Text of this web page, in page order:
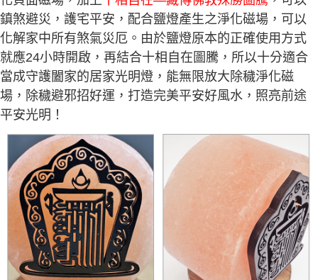
鎮煞避災，護宅平安，配合鹽燈產生之淨化磁場，可以
化解家中所有煞氣災厄。由於鹽燈原本的正確使用方式
就應24小時開啟，再結合十相自在圖騰，所以十分適合
當成守護闔家的居家光明燈，能無限放大除穢淨化磁
場，除穢避邪招好運，打造完美平安好風水，照亮前途
平安光明！